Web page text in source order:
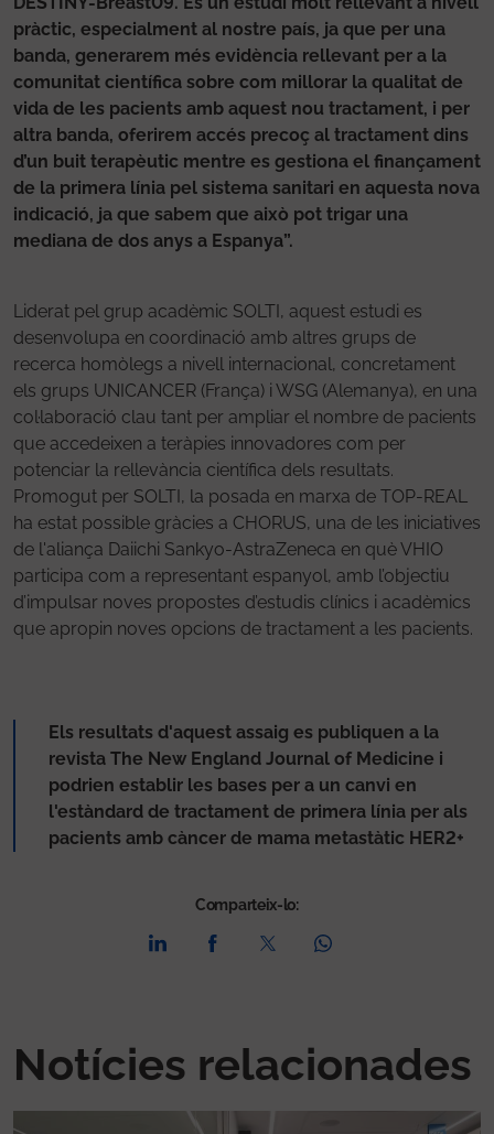
pràctic, especialment al nostre país, ja que per una
banda, generarem més evidència rellevant per a la
comunitat científica sobre com millorar la qualitat de
vida de les pacients amb aquest nou tractament, i per
altra banda, oferirem accés precoç al tractament dins
d’un buit terapèutic mentre es gestiona el finançament
de la primera línia pel sistema sanitari en aquesta nova
indicació, ja que sabem que això pot trigar una
mediana de dos anys a Espanya”.
Liderat pel grup acadèmic SOLTI, aquest estudi es
desenvolupa en coordinació amb altres grups de
recerca homòlegs a nivell internacional, concretament
els grups UNICANCER (França) i WSG (Alemanya), en una
col·laboració clau tant per ampliar el nombre de pacients
que accedeixen a teràpies innovadores com per
potenciar la rellevància científica dels resultats.
Promogut per SOLTI, la posada en marxa de TOP-REAL
ha estat possible gràcies a CHORUS, una de les iniciatives
de l'aliança Daiichi Sankyo-AstraZeneca en què VHIO
participa com a representant espanyol, amb l’objectiu
d’impulsar noves propostes d’estudis clínics i acadèmics
que apropin noves opcions de tractament a les pacients.
Els resultats d'aquest assaig es publiquen a la
revista The New England Journal of Medicine i
podrien establir les bases per a un canvi en
l'estàndard de tractament de primera línia per als
pacients amb càncer de mama metastàtic HER2+
Comparteix-lo:
Notícies relacionades